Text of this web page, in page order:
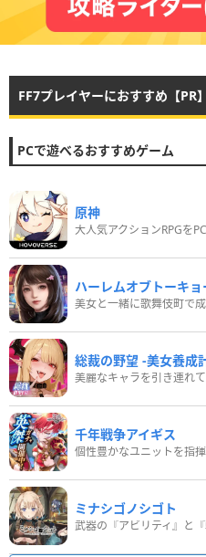
FF7プレイヤーにおすすめ【PR】
PCで遊べるおすすめゲーム
原神
大人気アクションRPGを
ハーレムオブトーキョ
美女と一緒に歌舞伎町で
総裁の野望 -美女養成
美麗なキャラを引き連れ
千年戦争アイギス
個性豊かなユニットを指
ミナシゴノシゴト